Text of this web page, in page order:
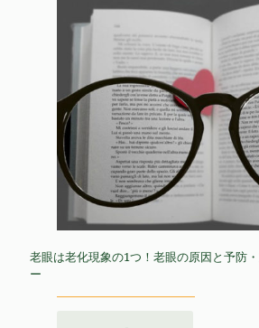
老眼は老化現象の1つ！老眼の原因と予防
ー